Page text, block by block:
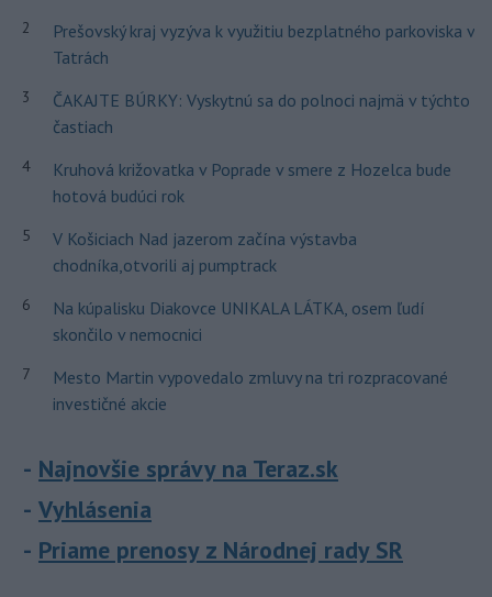
2
Prešovský kraj vyzýva k využitiu bezplatného parkoviska v
Tatrách
3
ČAKAJTE BÚRKY: Vyskytnú sa do polnoci najmä v týchto
častiach
4
Kruhová križovatka v Poprade v smere z Hozelca bude
hotová budúci rok
5
V Košiciach Nad jazerom začína výstavba
chodníka,otvorili aj pumptrack
6
Na kúpalisku Diakovce UNIKALA LÁTKA, osem ľudí
skončilo v nemocnici
7
Mesto Martin vypovedalo zmluvy na tri rozpracované
investičné akcie
Najnovšie správy na Teraz.sk
Vyhlásenia
Priame prenosy z Národnej rady SR